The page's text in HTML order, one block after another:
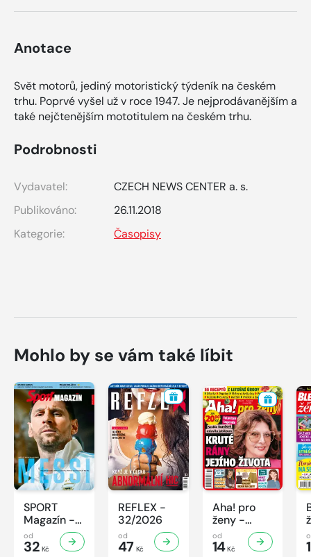
Anotace
Svět motorů, jediný motoristický týdeník na českém
trhu. Poprvé vyšel už v roce 1947. Je nejprodávanějším a
také nejčtenějším mototitulem na českém trhu.
Podrobnosti
Vydavatel:
CZECH NEWS CENTER a. s.
Publikováno:
26.11.2018
Kategorie:
Časopisy
Mohlo by se vám také líbit
SPORT
Magazín -
32/2026
od
32 Kč
REFLEX -
32/2026
od
47 Kč
Aha! pro
ženy -
32/2026
od
14Kč